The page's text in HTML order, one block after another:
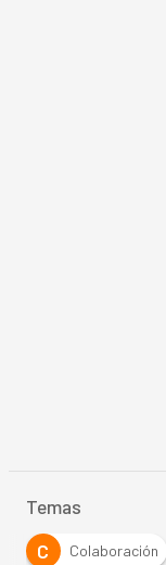
Temas
C
Colaboración